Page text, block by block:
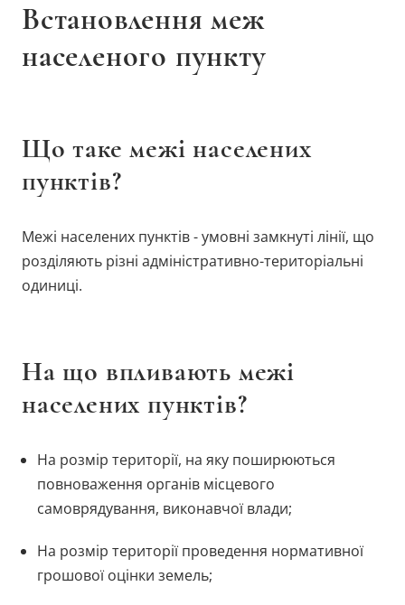
Встановлення меж
населеного пункту
Що таке межі населених
пунктів?
Межі населених пунктів - умовні замкнуті лінії, що
розділяють різні адміністративно-територіальні
одиниці.
На що впливають межі
населених пунктів?
На розмір території, на яку поширюються
повноваження органів місцевого
самоврядування, виконавчої влади;
На розмір території проведення нормативної
грошової оцінки земель;